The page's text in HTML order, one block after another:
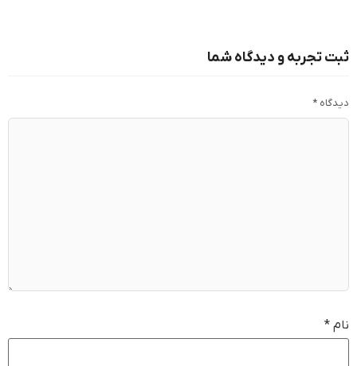
ثبت تجربه و دیدگاه شما
دیدگاه *
نام *